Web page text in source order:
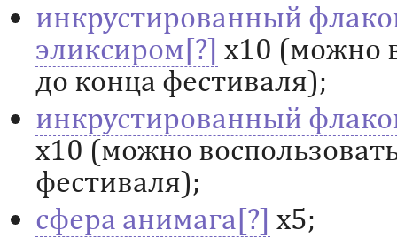
инкрустированный
эликсиром
х10 (можно
до конца фестиваля);
инкрустированный
х10 (можно
фестиваля);
сфера анимага
х5;